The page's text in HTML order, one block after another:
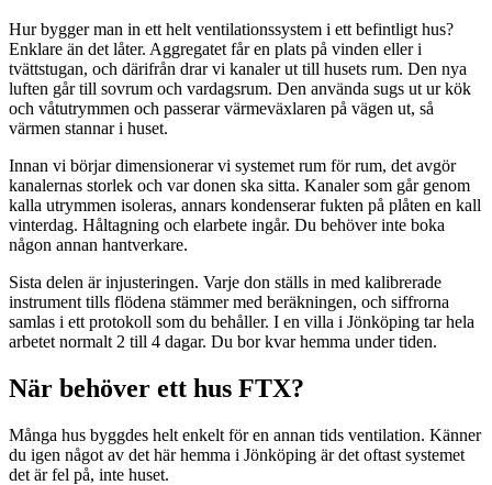
Hur bygger man in ett helt ventilationssystem i ett befintligt hus?
Enklare än det låter. Aggregatet får en plats på vinden eller i
tvättstugan, och därifrån drar vi kanaler ut till husets rum. Den nya
luften går till sovrum och vardagsrum. Den använda sugs ut ur kök
och våtutrymmen och passerar värmeväxlaren på vägen ut, så
värmen stannar i huset.
Innan vi börjar dimensionerar vi systemet rum för rum, det avgör
kanalernas storlek och var donen ska sitta. Kanaler som går genom
kalla utrymmen isoleras, annars kondenserar fukten på plåten en kall
vinterdag. Håltagning och elarbete ingår. Du behöver inte boka
någon annan hantverkare.
Sista delen är injusteringen. Varje don ställs in med kalibrerade
instrument tills flödena stämmer med beräkningen, och siffrorna
samlas i ett protokoll som du behåller. I en villa i Jönköping tar hela
arbetet normalt 2 till 4 dagar. Du bor kvar hemma under tiden.
När behöver ett hus FTX?
Många hus byggdes helt enkelt för en annan tids ventilation. Känner
du igen något av det här hemma i Jönköping är det oftast systemet
det är fel på, inte huset.